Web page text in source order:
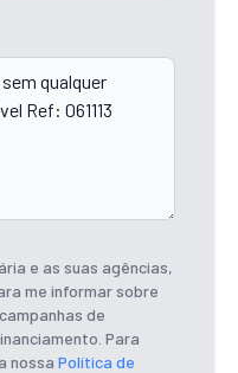
e as suas agências,
me informar sobre
de
Para
nossa Política de